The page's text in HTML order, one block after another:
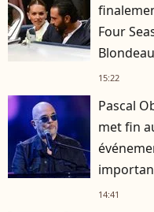
Four
15:22
Pascal
met fin
14:41